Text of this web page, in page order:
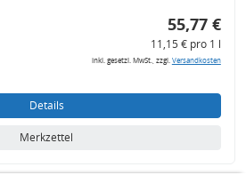
55,77 €
11,15 € pro 1 l
inkl. gesetzl. MwSt., zzgl.Versandkosten
Details
Merkzettel